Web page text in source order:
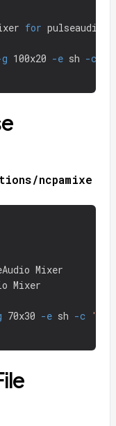
for pulseaudio
100x20 -e sh -c
ncpamixe
Mixer
Mixer
70x30 -e sh -c